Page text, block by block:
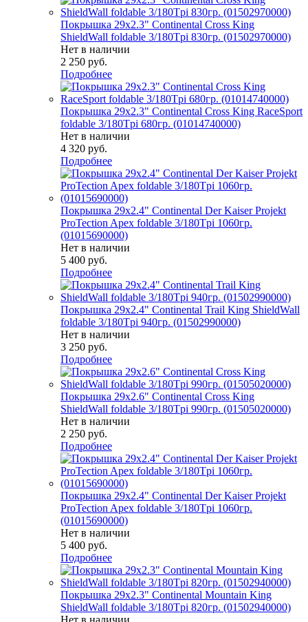
Покрышка 29x2.3" Continental Cross King
ShieldWall foldable 3/180Tpi 830гр. (01502970000)
Нет в наличии
2 250 руб.
Подробнее
Покрышка 29x2.3" Continental Cross King RaceSport
foldable 3/180Tpi 680гр. (01014740000)
Нет в наличии
4 320 руб.
Подробнее
Покрышка 29x2.4" Continental Der Kaiser Projekt
ProTection Apex foldable 3/180Tpi 1060гр.
(01015690000)
Нет в наличии
5 400 руб.
Подробнее
Покрышка 29x2.4" Continental Trail King ShieldWall
foldable 3/180Tpi 940гр. (01502990000)
Нет в наличии
3 250 руб.
Подробнее
Покрышка 29x2.6" Continental Cross King
ShieldWall foldable 3/180Tpi 990гр. (01505020000)
Нет в наличии
2 250 руб.
Подробнее
Покрышка 29x2.4" Continental Der Kaiser Projekt
ProTection Apex foldable 3/180Tpi 1060гр.
(01015690000)
Нет в наличии
5 400 руб.
Подробнее
Покрышка 29x2.3" Continental Mountain King
ShieldWall foldable 3/180Tpi 820гр. (01502940000)